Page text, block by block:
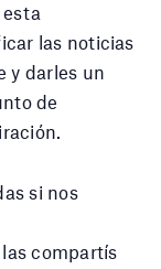
las noticias
y darles un
de
si nos
las compartís